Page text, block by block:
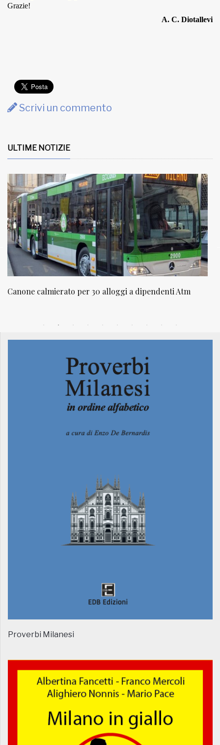
EDB edizioni - Via Brivio angolo C.
Grazie!
A. C. Diotallevi
Scrivi un commento
ULTIME NOTIZIE
Canone calmierato per 30 alloggi a dipendenti Atm
Proverbi Milanesi